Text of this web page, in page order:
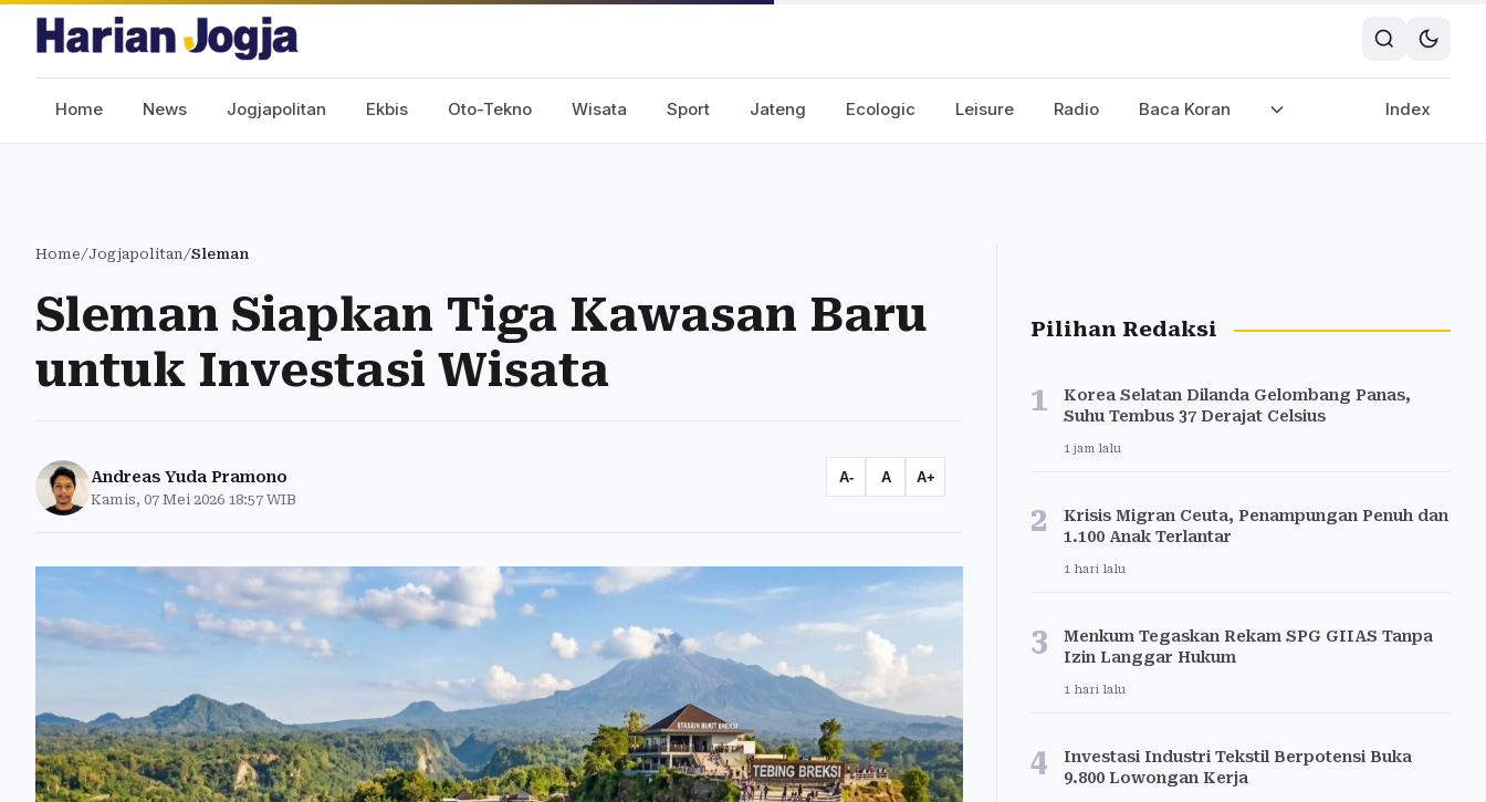
Home News Jogjapolitan Ekbis Oto-Tekno Wisata Sport Jateng Ecologic Leisure Radio Baca Koran Index
Home/Jogjapolitan/Sleman
Sleman Siapkan Tiga Kawasan Baru
untuk Investasi Wisata
Andreas Yuda Pramono
Kamis, 07 Mei 2026 18:57 WIB
A- A A+
Pilihan Redaksi
1
Korea Selatan Dilanda Gelombang Panas,
Suhu Tembus 37 Derajat Celsius
1 jam lalu
2
Krisis Migran Ceuta, Penampungan Penuh dan
1.100 Anak Terlantar
1 hari lalu
3
Menkum Tegaskan Rekam SPG GIIAS Tanpa
Izin Langgar Hukum
1 hari lalu
4
Investasi Industri Tekstil Berpotensi Buka
9.800 Lowongan Kerja